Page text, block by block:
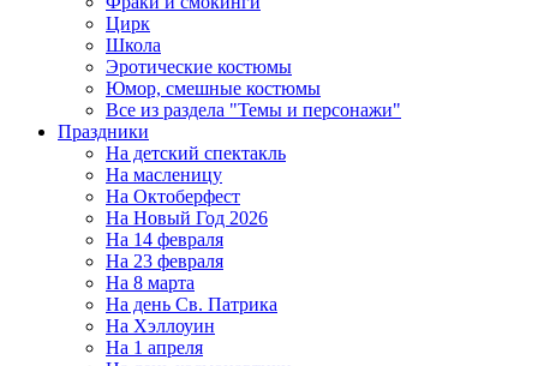
Цирк
Школа
Эротические костюмы
Юмор, смешные костюмы
Все из раздела "Темы и персонажи"
Праздники
На детский спектакль
На масленицу
На Октоберфест
На Новый Год 2026
На 14 февраля
На 23 февраля
На 8 марта
На день Св. Патрика
На Хэллоуин
На 1 апреля